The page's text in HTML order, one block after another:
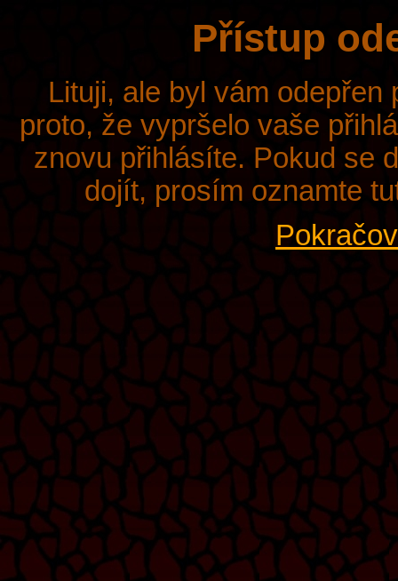
Přístup
Lituji, ale byl vám
proto, že vypršelo vaše
znovu přihlásíte. Pokud se
dojít, prosím oznamte